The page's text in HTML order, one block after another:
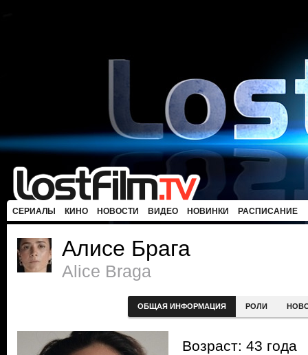
СЕРИАЛЫ КИНО НОВОСТИ ВИДЕО НОВИНКИ РАСПИСАНИЕ
Алисе Брага
Alice Braga
ОБЩАЯ ИНФОРМАЦИЯ РОЛИ
Возраст: 43 года